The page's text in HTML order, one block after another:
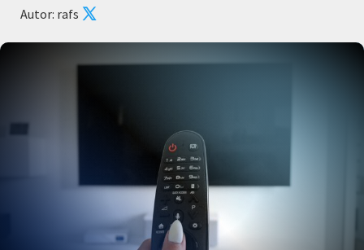
Autor: rafs